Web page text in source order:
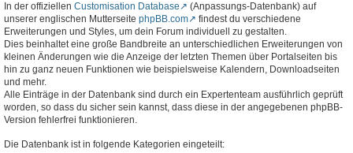
In der offiziellen Customisation Database
(Anpassungs-Datenbank) auf
unserer englischen Mutterseite phpBB.com
findest du verschiedene
Erweiterungen und Styles, um dein Forum individuell zu gestalten.
Dies beinhaltet eine große Bandbreite an unterschiedlichen Erweiterungen von
kleinen Änderungen wie die Anzeige der letzten Themen über Portalseiten bis
hin zu ganz neuen Funktionen wie beispielsweise Kalendern, Downloadseiten
und mehr.
Alle Einträge in der Datenbank sind durch ein Expertenteam ausführlich geprüft
worden, so dass du sicher sein kannst, dass diese in der angegebenen phpBB-
Version fehlerfrei funktionieren.
Die Datenbank ist in folgende Kategorien eingeteilt: